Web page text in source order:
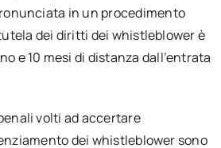
in un procedimento
dei diritti dei whistleblower è
e 10 mesi di distanza dall’entrata
volti ad accertare
dei whistleblower sono